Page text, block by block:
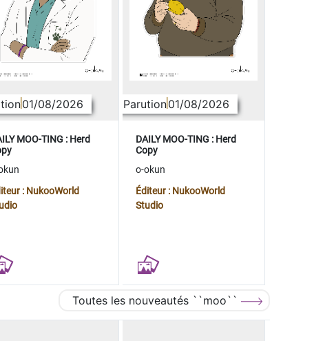
01/08/2026
MOO-TING : Herd
: NukooWorld
Parution01/08/2026
DAILY MOO-TING : Herd
Copy
o-okun
Éditeur : NukooWorld
Studio
Toutes les nouveautés ``moo``